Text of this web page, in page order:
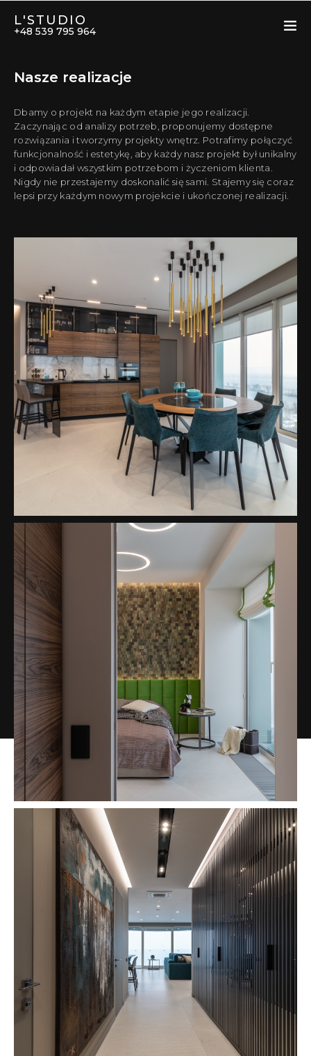
L'STUDIO
+48 539 795 964
Nasze realizacje
Dbamy o projekt na każdym etapie jego realizacji.
Zaczynając od analizy potrzeb, proponujemy dostępne
rozwiązania i tworzymy projekty wnętrz. Potrafimy połączyć
funkcjonalność i estetykę, aby każdy nasz projekt był unikalny
i odpowiadał wszystkim potrzebom i życzeniom klienta.
Nigdy nie przestajemy doskonalić się sami. Stajemy się coraz
lepsi przy każdym nowym projekcie i ukończonej realizacji.
Panoramiczne trzypokojowe apartamenty
z widokiem na rzekę.
2023 154m
Lorem ipsum dolor sit
amet consectetur adipiscing
2023 154m
Lorem ipsum dolor sit